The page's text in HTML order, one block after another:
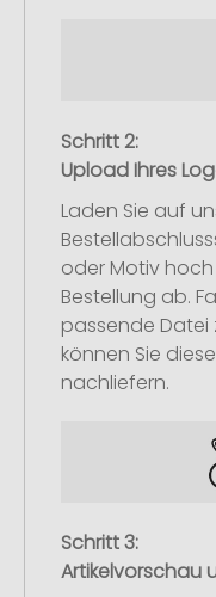
Schritt 2:
Upload Ihres
Laden Sie auf
oder Motiv hoch
Bestellung ab.
passende Datei
können Sie
nachliefern.
Schritt 3:
Artikelvorschau